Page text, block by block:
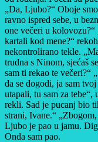
„Da, Ljubo?“ Oboje
ravno ispred sebe, u
one večeri u kolovozu?“
kartali kod mene?“
nekontrolirano tekle.
trudna s Ninom, sjećaš
sam ti rekao te večeri?“
da se dogodi, ja sam
utapali, tu sam za tebe“,
rekli. Sad je pucanj bio
strani, Ivane.“
Ljubo je pao u jamu.
Onda sam pao.